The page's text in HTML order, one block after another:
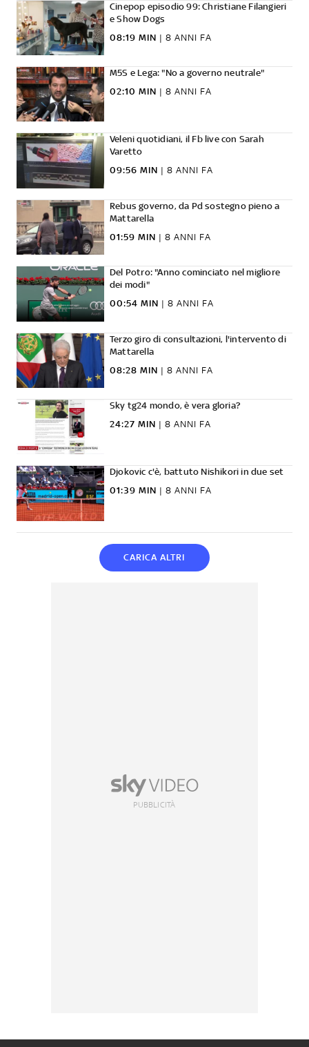
Cinepop episodio 99: Christiane Filangieri
e Show Dogs
08:19 MIN | 8 ANNI FA
M5S e Lega: "No a governo neutrale"
02:10 MIN | 8 ANNI FA
Veleni quotidiani, il Fb live con Sarah
Varetto
09:56 MIN | 8 ANNI FA
Rebus governo, da Pd sostegno pieno a
Mattarella
01:59 MIN | 8 ANNI FA
Del Potro: "Anno cominciato nel migliore
dei modi"
00:54 MIN | 8 ANNI FA
Terzo giro di consultazioni, l'intervento di
Mattarella
08:28 MIN | 8 ANNI FA
Sky tg24 mondo, è vera gloria?
24:27 MIN | 8 ANNI FA
Djokovic c'è, battuto Nishikori in due set
01:39 MIN | 8 ANNI FA
CARICA ALTRI
PUBBLICITÀ